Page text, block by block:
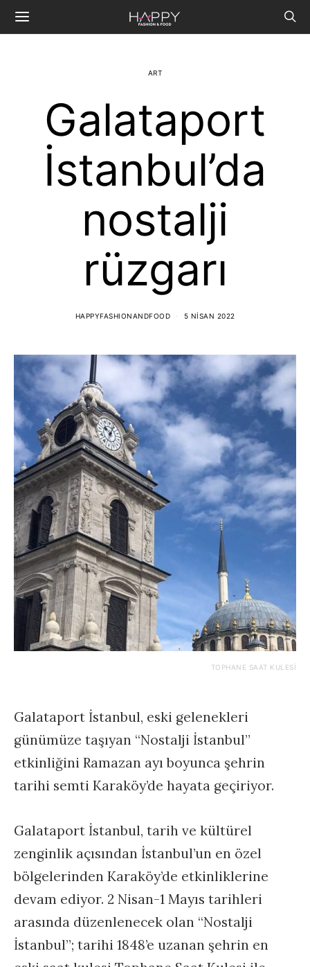
ART
Galataport
İstanbul’da
nostalji
rüzgarı
HAPPYFASHIONANDFOOD 5 NISAN 2022
TOPHANE SAAT KULESİ
Galataport İstanbul, eski gelenekleri
günümüze taşıyan “Nostalji İstanbul”
etkinliğini Ramazan ayı boyunca şehrin
tarihi semti Karaköy’de hayata geçiriyor.
Galataport İstanbul, tarih ve kültürel
zenginlik açısından İstanbul’un en özel
bölgelerinden Karaköy’de etkinliklerine
devam ediyor. 2 Nisan-1 Mayıs tarihleri
arasında düzenlenecek olan “Nostalji
İstanbul”; tarihi 1848’e uzanan şehrin en